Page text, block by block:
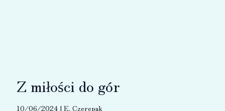
Z miłości do gór
10/06/2024 | E. Czerepak